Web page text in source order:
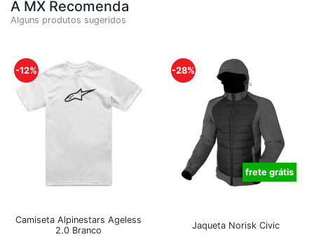
A MX Recomenda
Alguns produtos sugeridos
-12%
Camiseta Alpinestars Ageless
2.0 Branco
-28%
frete grátis
Jaqueta Norisk Civic